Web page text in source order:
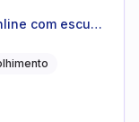
com escuta